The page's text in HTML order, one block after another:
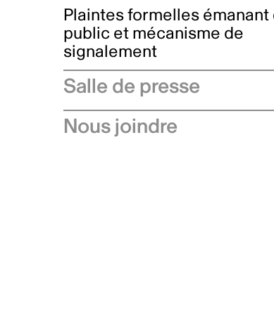
Plaintes formelles émanant
public et mécanisme de
signalement
Salle de presse
Communiqués de presse
Nous joindre